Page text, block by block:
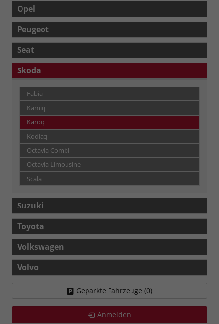
Opel
Peugeot
Seat
Skoda
Fabia
Kamiq
Karoq
Kodiaq
Octavia Combi
Octavia Limousine
Scala
Suzuki
Toyota
Volkswagen
Volvo
Geparkte Fahrzeuge (0)
Anmelden